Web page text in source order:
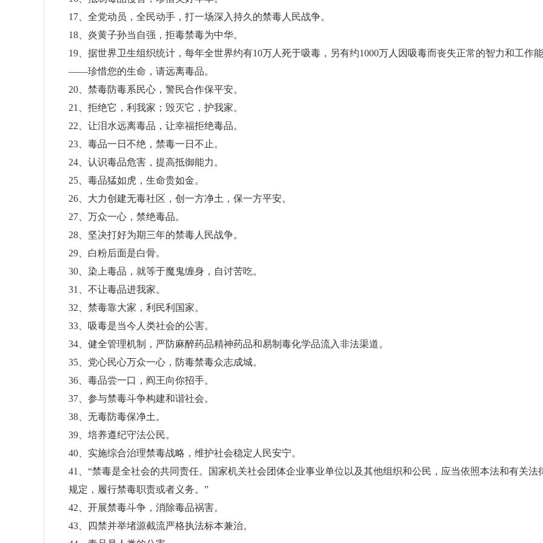
17、全党动员，全民动手，打一场深入持久的禁毒人民战争。
18、炎黄子孙当自强，拒毒禁毒为中华。
19、据世界卫生组织统计，每年全世界约有10万人死于吸毒，另有约1000万人因吸毒而丧失正常的智力和工作
——珍惜您的生命，请远离毒品。
20、禁毒防毒系民心，警民合作保平安。
21、拒绝它，利我家；毁灭它，护我家。
22、让泪水远离毒品，让幸福拒绝毒品。
23、毒品一日不绝，禁毒一日不止。
24、认识毒品危害，提高抵御能力。
25、毒品猛如虎，生命贵如金。
26、大力创建无毒社区，创一方净土，保一方平安。
27、万众一心，禁绝毒品。
28、坚决打好为期三年的禁毒人民战争。
29、白粉后面是白骨。
30、染上毒品，就等于魔鬼缠身，自讨苦吃。
31、不让毒品进我家。
32、禁毒靠大家，利民利国家。
33、吸毒是当今人类社会的公害。
34、健全管理机制，严防麻醉药品精神药品和易制毒化学品流入非法渠道。
35、党心民心万众一心，防毒禁毒众志成城。
36、毒品尝一口，阎王向你招手。
37、参与禁毒斗争构建和谐社会。
38、无毒防毒保净土。
39、培养遵纪守法公民。
40、实施综合治理禁毒战略，维护社会稳定人民安宁。
41、“禁毒是全社会的共同责任。国家机关社会团体企业事业单位以及其他组织和公民，应当依照本法和有关法
规定，履行禁毒职责或者义务。”
42、开展禁毒斗争，消除毒品祸害。
43、四禁并举堵源截流严格执法标本兼治。